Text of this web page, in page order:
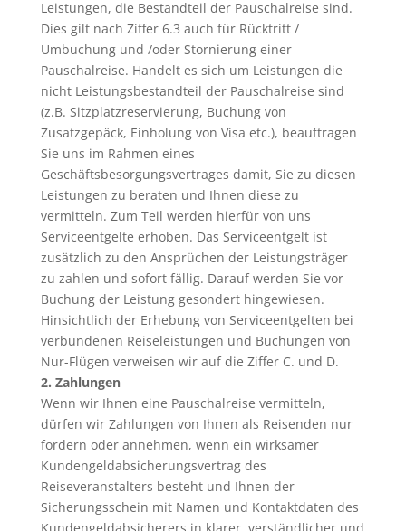
Leistungen, die Bestandteil der Pauschalreise sind.
Dies gilt nach Ziffer 6.3 auch für Rücktritt /
Umbuchung und /oder Stornierung einer
Pauschalreise. Handelt es sich um Leistungen die
nicht Leistungsbestandteil der Pauschalreise sind
(z.B. Sitzplatzreservierung, Buchung von
Zusatzgepäck, Einholung von Visa etc.), beauftragen
Sie uns im Rahmen eines
Geschäftsbesorgungsvertrages damit, Sie zu diesen
Leistungen zu beraten und Ihnen diese zu
vermitteln. Zum Teil werden hierfür von uns
Serviceentgelte erhoben. Das Serviceentgelt ist
zusätzlich zu den Ansprüchen der Leistungsträger
zu zahlen und sofort fällig. Darauf werden Sie vor
Buchung der Leistung gesondert hingewiesen.
Hinsichtlich der Erhebung von Serviceentgelten bei
verbundenen Reiseleistungen und Buchungen von
Nur-Flügen verweisen wir auf die Ziffer C. und D.
2. Zahlungen
Wenn wir Ihnen eine Pauschalreise vermitteln,
dürfen wir Zahlungen von Ihnen als Reisenden nur
fordern oder annehmen, wenn ein wirksamer
Kundengeldabsicherungsvertrag des
Reiseveranstalters besteht und Ihnen der
Sicherungsschein mit Namen und Kontaktdaten des